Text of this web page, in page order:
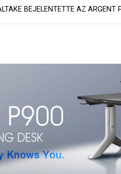
BEJELENTETTE AZ ARGENT